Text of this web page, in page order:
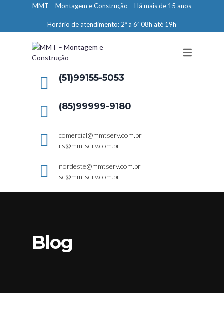
ENGENHARIA
LIMPEZA E CONSERVAÇÃO
MANUTENÇÃO PREDIAL
ELEVADORES – PREPARAÇÃO DE
MMT – Montagem e Construção – Há mais de 15 anos
Horário de atendimento: 2ª a 6ª 08h até 19h
(51)99155-5053
(85)99999-9180
comercial@mmtserv.com.br
rs@mmtserv.com.br
nordeste@mmtserv.com.br
sc@mmtserv.com.br
Blog